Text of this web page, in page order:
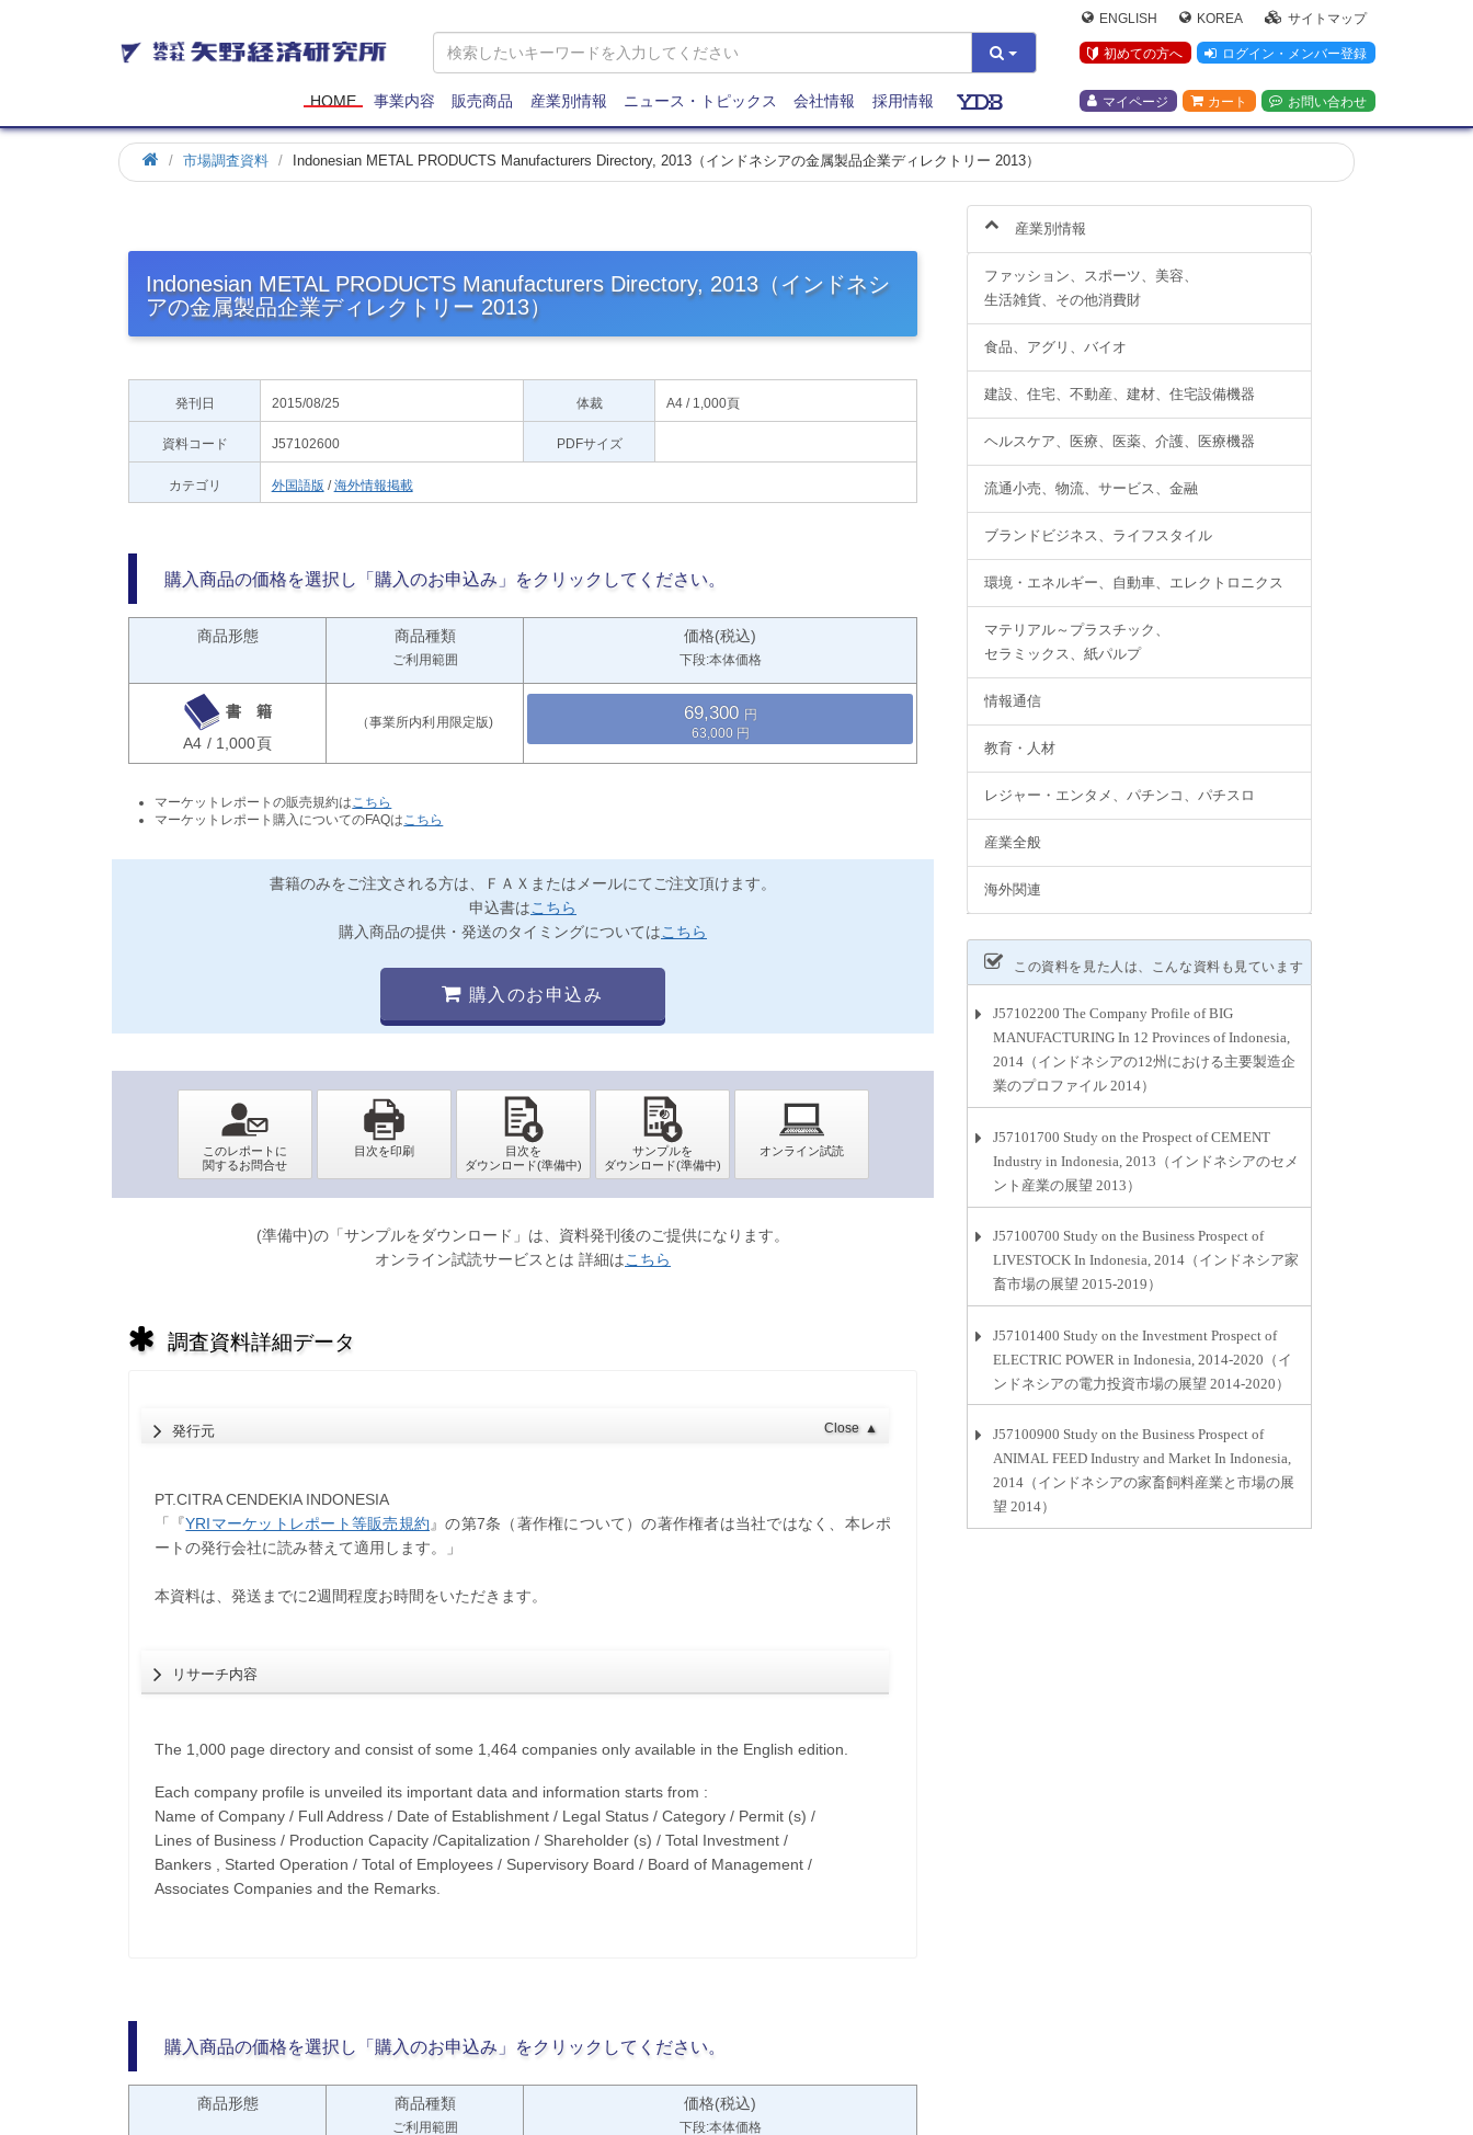
矢
野
研
究
所
ENGLISH KOREA サイトマップ
初めての方へ ログイン・メンバー登録
マイページ カート お問い合わせ
HOME 事業内容 販売商品 産業別情報 ニュース・トピックス 会社情報 採用情報
市場調査資料 Indonesian METAL PRODUCTS Manufacturers Directory, 2013（インドネシアの金属製品企業ディレクトリー 2013）
Indonesian METAL PRODUCTS Manufacturers Directory, 2013（インドネシ
アの金属製品企業ディレクトリー 2013）
発刊日 2015/08/25 体裁 A4 / 1,000頁
資料コード J57102600 PDFサイズ
カテゴリ 外国語版 /海外情報掲載
購入商品の価格を選択し「購入のお申込み」をクリックしてください。
商品形態 商品種類
ご利用範囲
価格(税込)
下段:本体価格
書 籍
A4 / 1,000頁
69,300
63,000
マーケットレポートの販売規約は こちら
マーケットレポート購入についてのFAQは こちら
書籍のみをご注文される方は、ＦＡＸまたはメールにてご注文頂けます。
申込書はこちら
購入商品の提供・発送のタイミングについてはこちら
購入のお申込み
(準備中)の「サンプルをダウンロード」は、資料発刊後のご提供になります。
オンライン試読サービスとは 詳細はこちら
調査資料詳細データ
発行元 Close ▲
PT.CITRA CENDEKIA INDONESIA
「『YRIマーケットレポート等販売規約 』の第7条（著作権について）の著作権者は当社ではなく、本レポ
ートの発行会社に読み替えて適用します。」
本資料は、発送までに2週間程度お時間をいただきます。
リサーチ内容
The 1,000 page directory and consist of some 1,464 companies only available in the English edition.
Each company profile is unveiled its important data and information starts from :
Name of Company / Full Address / Date of Establishment / Legal Status / Category / Permit (s) /
Lines of Business / Production Capacity /Capitalization / Shareholder (s) / Total Investment /
Bankers , Started Operation / Total of Employees / Supervisory Board / Board of Management /
Associates Companies and the Remarks.
購入商品の価格を選択し「購入のお申込み」をクリックしてください。
商品形態 商品種類
ご利用範囲
価格(税込)
下段:本体価格
産業別情報
ファッション、スポーツ、美容、
生活雑貨、その他消費財
食品、アグリ、バイオ
建設、住宅、不動産、建材、住宅設備機器
ヘルスケア、医療、医薬、介護、医療機器
流通小売、物流、サービス、金融
ブランドビジネス、ライフスタイル
環境・エネルギー、自動車、エレクトロニクス
マテリアル～プラスチック、
セラミックス、紙パルプ
情報通信
教育・人材
レジャー・エンタメ、パチンコ、パチスロ
産業全般
海外関連
この資料を見た人は、こんな資料も見ています
J57102200 The Company Profile of BIG
MANUFACTURING In 12 Provinces of Indonesia,
2014（インドネシアの12州における主要製造企
業のプロファイル 2014）
J57101700 Study on the Prospect of CEMENT
Industry in Indonesia, 2013（インドネシアのセメ
ント産業の展望 2013）
J57100700 Study on the Business Prospect of
LIVESTOCK In Indonesia, 2014（インドネシア家
畜市場の展望 2015-2019）
J57101400 Study on the Investment Prospect of
ELECTRIC POWER in Indonesia, 2014-2020（イ
ンドネシアの電力投資市場の展望 2014-2020）
J57100900 Study on the Business Prospect of
ANIMAL FEED Industry and Market In Indonesia,
2014（インドネシアの家畜飼料産業と市場の展
望 2014）